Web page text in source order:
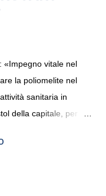
«Impegno vitale nel
la poliomelite nel
sanitaria in
della capitale, per la
Sud-Est che festeggia
per raccontare al